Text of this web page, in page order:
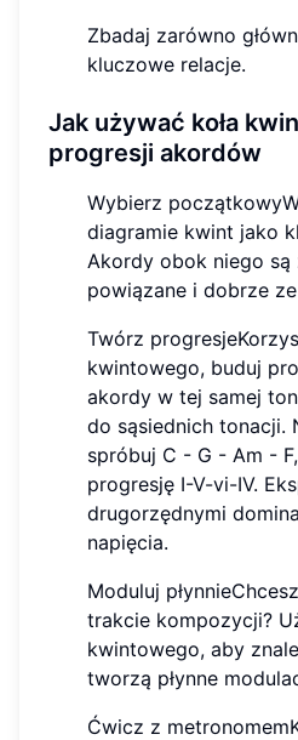
Zbadaj zarówno
kluczowe relacje.
Jak używać koła
progresji akordów
Wybierz
diagramie kwint jako
Akordy obok niego są
powiązane i dobrze
Twórz
kwintowego, buduj
akordy w tej samej
do sąsiednich tonacji.
spróbuj C - G - Am -
progresję I-V-vi-IV.
drugorzędnymi
napięcia.
Moduluj
trakcie kompozycji?
kwintowego, aby
tworzą płynne
Ćwicz z